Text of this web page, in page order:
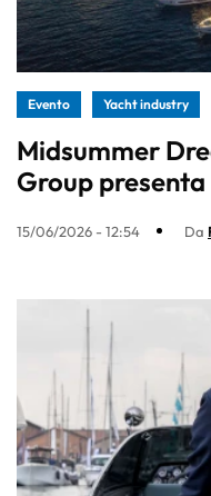
Evento Yacht industry
Midsummer
Group
15/06/2026 - 12:54 Da